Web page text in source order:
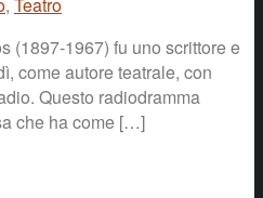
, Teatro
(1897-1967) fu uno scrittore e
come autore teatrale, con
Questo radiodramma
che ha come […]